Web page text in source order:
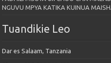
NGUVU MPYA KATIKA KUINUA
Tuandikie Leo
Dar es Salaam, Tanzania